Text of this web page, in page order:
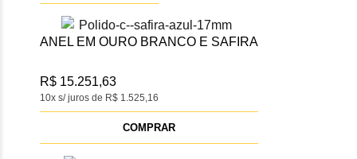
ANEL EM OURO BRANCO E SAFIRA
10x s/ juros de R$ 1.525,16
R$ 15.251,63
COMPRAR